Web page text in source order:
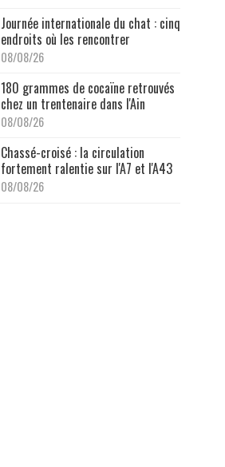
Journée internationale du chat : cinq
endroits où les rencontrer
08/08/26
180 grammes de cocaïne retrouvés
chez un trentenaire dans l'Ain
08/08/26
Chassé-croisé : la circulation
fortement ralentie sur l'A7 et l'A43
08/08/26